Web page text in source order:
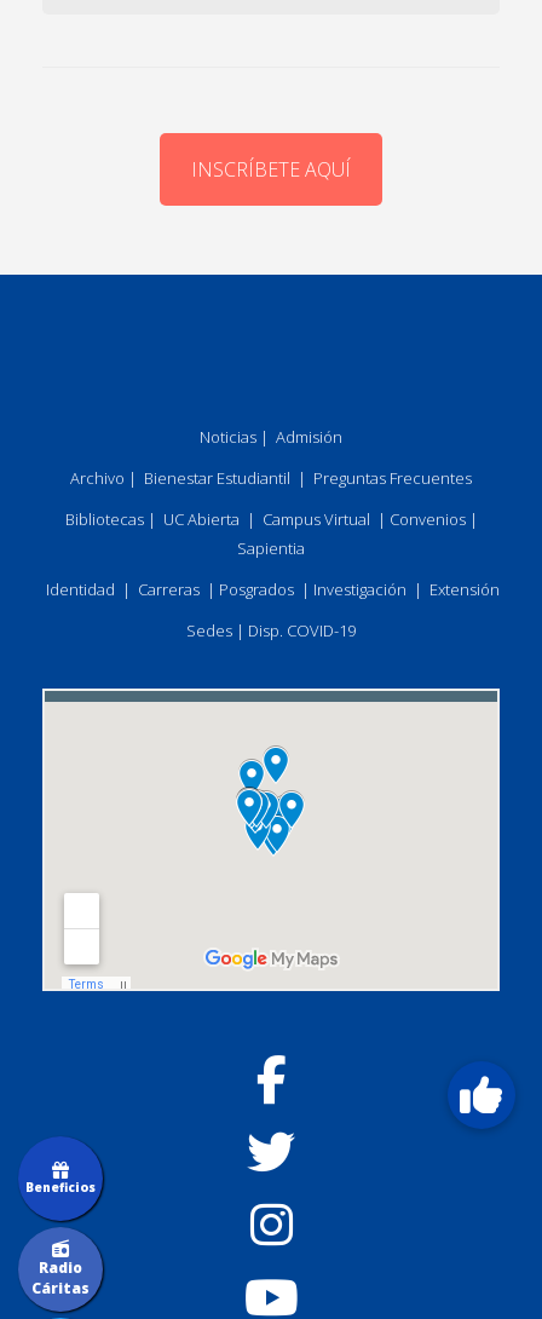
INSCRÍBETE AQUÍ
Noticias | Admisión
Archivo | Bienestar Estudiantil | Preguntas Frecuentes
Bibliotecas| UC Abierta | Campus Virtual | Convenios|
Sapientia
Identidad | Carreras | Posgrados | Investigación | Extensión
Sedes | Disp. COVID-19
Radio
Cáritas
Beneficios